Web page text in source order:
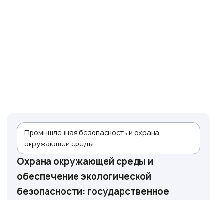
Промышленная безопасность и охрана
окружающей среды
Охрана окружающей среды и
обеспечение экологической
безопасности: государственное